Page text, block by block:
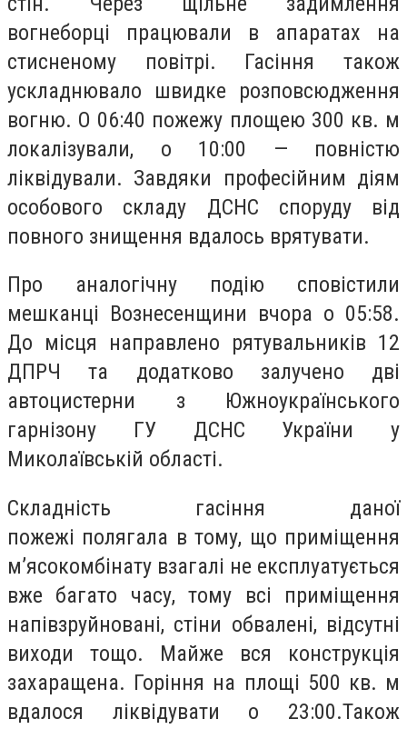
вогнеборці працювали в апаратах на
стисненому повітрі. Гасіння також
ускладнювало швидке розповсюдження
вогню. О 06:40 пожежу площею 300 кв. м
локалізували, о 10:00 — повністю
ліквідували. Завдяки професійним діям
особового складу ДСНС споруду від
повного знищення вдалось врятувати.
Про аналогічну подію сповістили
мешканці Вознесенщини вчора о 05:58.
До місця направлено рятувальників 12
ДПРЧ та додатково залучено дві
автоцистерни з Южноукраїнського
гарнізону ГУ ДСНС України у
Миколаївській області.
Складність гасіння даної
пожежі полягала в тому, що приміщення
м’ясокомбінату взагалі не експлуатується
вже багато часу,тому всі приміщення
напівзруйновані, стіни обвалені, відсутні
виходи тощо. Майже вся конструкція
захаращена. Горіння на площі 500 кв. м
вдалося ліквідувати о 23:00.Також